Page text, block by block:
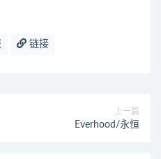
链接
上一篇
Everhood/永恒